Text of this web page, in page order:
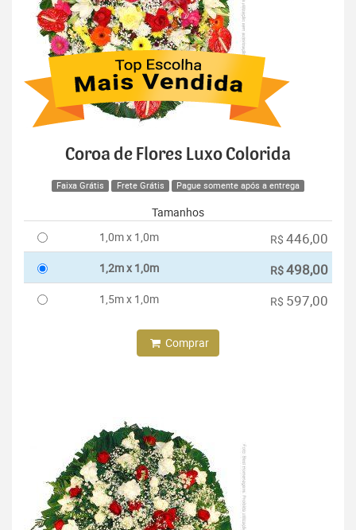
Coroa de Flores Luxo Colorida
Faixa Grátis Frete Grátis Pague somente após a entrega
Tamanhos
1,0m x 1,0m
R$ 446,00
1,2m x 1,0m R$498,00
1,5m x 1,0m R$ 597,00
Comprar